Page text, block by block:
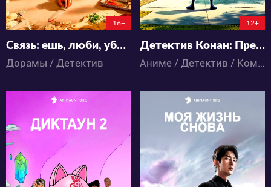
16+
Связь: ешь, люби, убивай
Дорамы / Детектив
12+
Детектив Конан: Преступник Ханзава
Аниме / Детектив / Комедия / Сёнэн
6944 11125